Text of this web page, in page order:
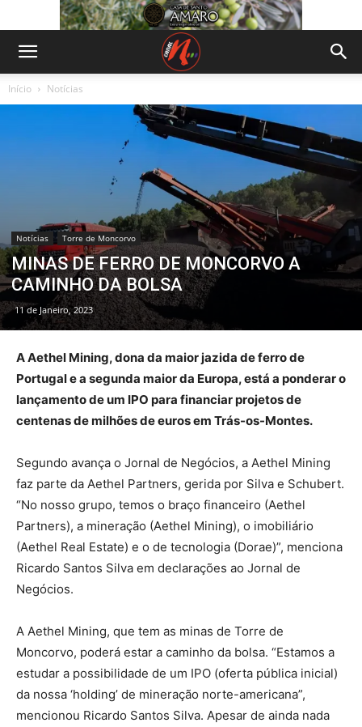
Início Notícias
Notícias Torre de Moncorvo
MINAS DE FERRO DE MONCORVO A
CAMINHO DA BOLSA
11 de Janeiro, 2023
A Aethel Mining, dona da maior jazida de ferro de
Portugal e a segunda maior da Europa, está a ponderar o
lançamento de um IPO para financiar projetos de
centenas de milhões de euros em Trás-os-Montes.
Segundo avança o Jornal de Negócios, a Aethel Mining
faz parte da Aethel Partners, gerida por Silva e Schubert.
“No nosso grupo, temos o braço financeiro (Aethel
Partners), a mineração (Aethel Mining), o imobiliário
(Aethel Real Estate) e o de tecnologia (Dorae)”, menciona
Ricardo Santos Silva em declarações ao Jornal de
Negócios.
A Aethel Mining, que tem as minas de Torre de
Moncorvo, poderá estar a caminho da bolsa. “Estamos a
estudar a possibilidade de um IPO (oferta pública inicial)
da nossa ‘holding’ de mineração norte-americana”,
mencionou Ricardo Santos Silva. Apesar de ainda nada